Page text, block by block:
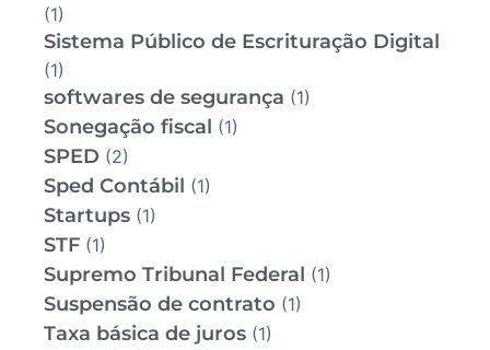
(1)
Sistema Público de Escrituração Digital
(1)
softwares de segurança (1)
Sonegação fiscal (1)
SPED (2)
Sped Contábil (1)
Startups (1)
STF (1)
Supremo Tribunal Federal (1)
Suspensão de contrato (1)
Taxa básica de juros (1)